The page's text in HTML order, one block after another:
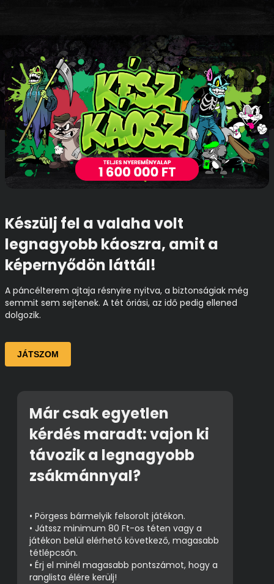
Készülj fel a valaha volt
legnagyobb káoszra, amit a
képernyődön láttál!
A páncélterem ajtaja résnyire nyitva, a biztonságiak még
semmit sem sejtenek. A tét óriási, az idő pedig ellened
dolgozik.
JÁTSZOM
Már csak egyetlen
kérdés maradt: vajon ki
távozik a legnagyobb
zsákmánnyal?
• Pörgess bármelyik felsorolt játékon.
• Játssz minimum 80 Ft-os téten vagy a
játékon belül elérhető következő, magasabb
tétlépcsőn.
• Érj el minél magasabb pontszámot, hogy a
ranglista élére kerülj!